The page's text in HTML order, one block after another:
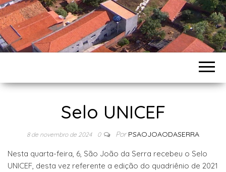
Selo UNICEF
8 de novembro de 2024 0 Por PSAOJOAODASERRA
Nesta quarta-feira, 6, São João da Serra recebeu o Selo
UNICEF, desta vez referente a edição do quadriênio de 2021